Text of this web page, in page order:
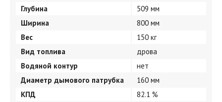
Глубина
509 мм
Ширина
800 мм
Вес
150 кг
Вид топлива
дрова
Водяной контур
нет
Диаметр дымового патрубка
160 мм
КПД
82.1 %